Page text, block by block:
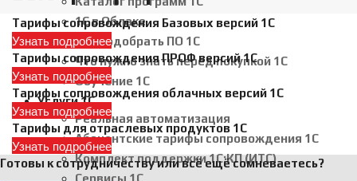
1С в Облаке
Как подобрать ПО 1С
Что нужно знать перед покупкой 1С
Обучение 1С
Услуги 1С
Реальная автоматизация
Абонентские тарифы сопровождения 1С
Комплект поддержки 1С:КП (ИТС)
Сервисы 1С
Тарифы сопровождения Базовых версий 1С
Узнать подробнее
Тарифы сопровождения ПРОФ версий 1С
Узнать подробнее
Тарифы сопровождения облачных версий 1С
Узнать подробнее
Тарифы для отраслевых продуктов 1С
Узнать подробнее
Готовы к сотрудничеству или всё ещё сомневаетесь?